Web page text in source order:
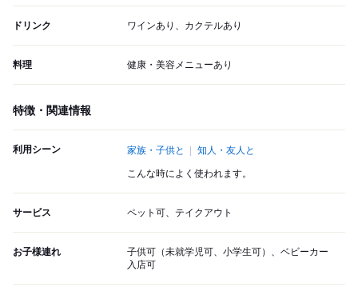
ドリンク ワインあり、カクテルあり
料理 健康・美容メニューあり
特徴・関連情報
利用シーン 家族・子供と 知人・友人と
こんな時によく使われます。
サービス ペット可、テイクアウト
お子様連れ
子供可（未就学児可、小学生可）、ベビーカー
入店可